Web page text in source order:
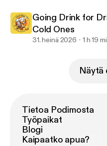
Going Drink for
Cold Ones
31. heinä 2026 1 h 19
Näytä
Tietoa Podimosta
Työpaikat
Blogi
Kaipaatko apua?